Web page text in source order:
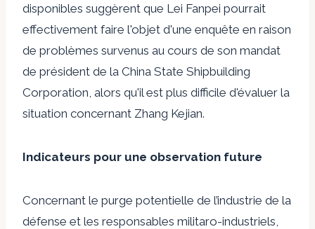
disponibles suggèrent que Lei Fanpei pourrait
effectivement faire l'objet d'une enquête en raison
de problèmes survenus au cours de son mandat
de président de la China State Shipbuilding
Corporation, alors qu'il est plus difficile d'évaluer la
situation concernant Zhang Kejian.
Indicateurs pour une observation future
Concernant le purge potentielle de l’industrie de la
défense et les responsables militaro-industriels,